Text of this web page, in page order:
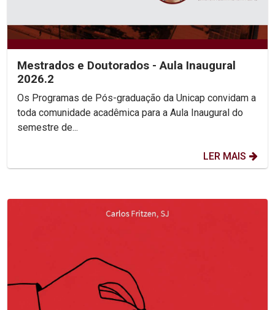
Mestrados e Doutorados - Aula Inaugural
2026.2
Os Programas de Pós-graduação da Unicap convidam a
toda comunidade acadêmica para a Aula Inaugural do
semestre de...
LER MAIS